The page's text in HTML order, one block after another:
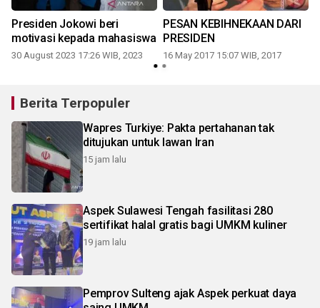
Presiden Jokowi beri
motivasi kepada mahasiswa
30 August 2023 17:26 WIB, 2023
PESAN KEBIHNEKAAN DARI
PRESIDEN
16 May 2017 15:07 WIB, 2017
Berita Terpopuler
Wapres Turkiye: Pakta pertahanan tak
ditujukan untuk lawan Iran
15 jam lalu
Aspek Sulawesi Tengah fasilitasi 280
sertifikat halal gratis bagi UMKM kuliner
19 jam lalu
Pemprov Sulteng ajak Aspek perkuat daya